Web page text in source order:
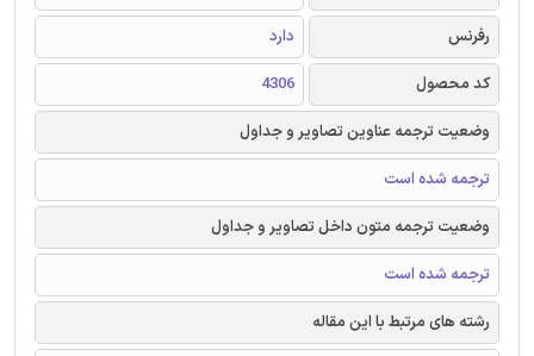
رفرنس
دارد
کد محصول
4306
وضعیت ترجمه عناوین تصاویر و جداول
ترجمه شده است
وضعیت ترجمه متون داخل تصاویر و جداول
ترجمه شده است
رشته های مرتبط با این مقاله